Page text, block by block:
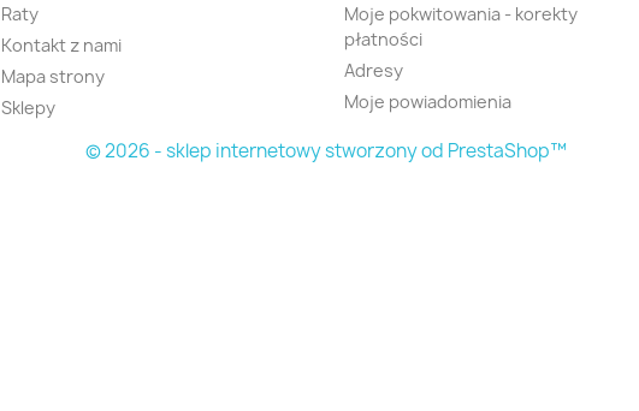
Raty
Kontakt z nami
Mapa strony
Sklepy
Moje pokwitowania - korekty
płatności
Adresy
Moje powiadomienia
© 2026 - sklep internetowy stworzony od PrestaShop™